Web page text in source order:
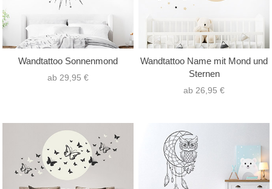
Wandtattoo Sonnenmond
ab 29,95 €
Wandtattoo Name mit Mond und
Sternen
ab 26,95 €